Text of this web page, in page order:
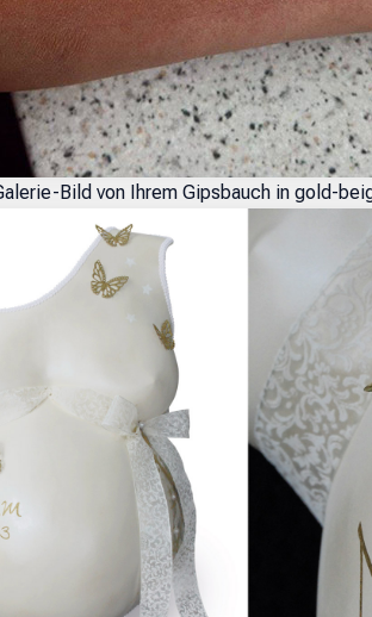
Bild von Ihrem Gipsbauch in gold-